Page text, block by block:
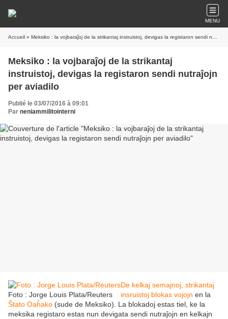
MENU
Accueil » Meksiko : la vojbaraĵoj de la strikantaj instruistoj, devigas la registaron sendi nutraĵojn per aviadilo
Meksiko : la vojbaraĵoj de la strikantaj
instruistoj, devigas la registaron sendi nutraĵojn
per aviadilo
Publié le 03/07/2016 à 09:01
Par neniammilitointerni
Foto : Jorge Louis Plata/Reuters
De kelkaj semajnoj, strikantaj
insruistoj blokas vojojn en la
Ŝtato Oaĥako (sude de Meksiko). La blokadoj estas tiel, ke la
meksika registaro estas nun devigata sendi nutraĵojn en kelkajn